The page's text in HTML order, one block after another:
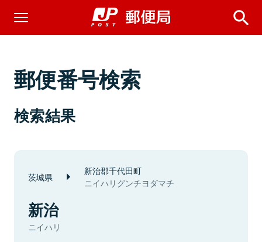
郵便番号検索
検索結果
茨城県 新治郡千代田町
ニイハリグンチヨダマチ
新治
ニイハリ